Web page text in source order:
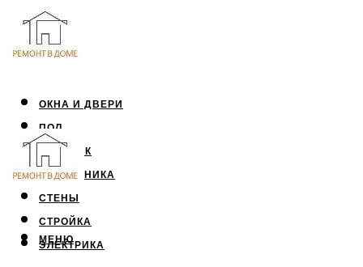
ОКНА И ДВЕРИ
ПОЛ
ПОТОЛОК
САНТЕХНИКА
СТЕНЫ
СТРОЙКА
ЭЛЕКТРИКА
МЕНЮ